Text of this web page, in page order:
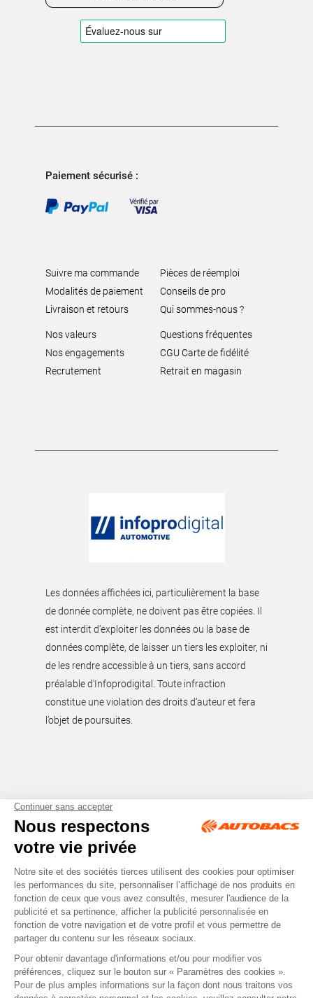
Paiement sécurisé :
Suivre ma commande
Modalités de paiement
Livraison et retours
Pièces de réemploi
Conseils de pro
Qui sommes-nous ?
Nos valeurs
Nos engagements
Recrutement
Questions fréquentes
CGU Carte de fidélité
Retrait en magasin
Les données affichées ici, particulièrement la base
de donnée complète, ne doivent pas être copiées. Il
est interdit d’exploiter les données ou la base de
données complète, de laisser un tiers les exploiter, ni
de les rendre accessible à un tiers, sans accord
préalable d'Infoprodigital. Toute infraction
constitue une violation des droits d’auteur et fera
l’objet de poursuites.
Tous droits réservés © Autobacs
Mentions légales RGPD
Cookies CGV
Facebook Instagram